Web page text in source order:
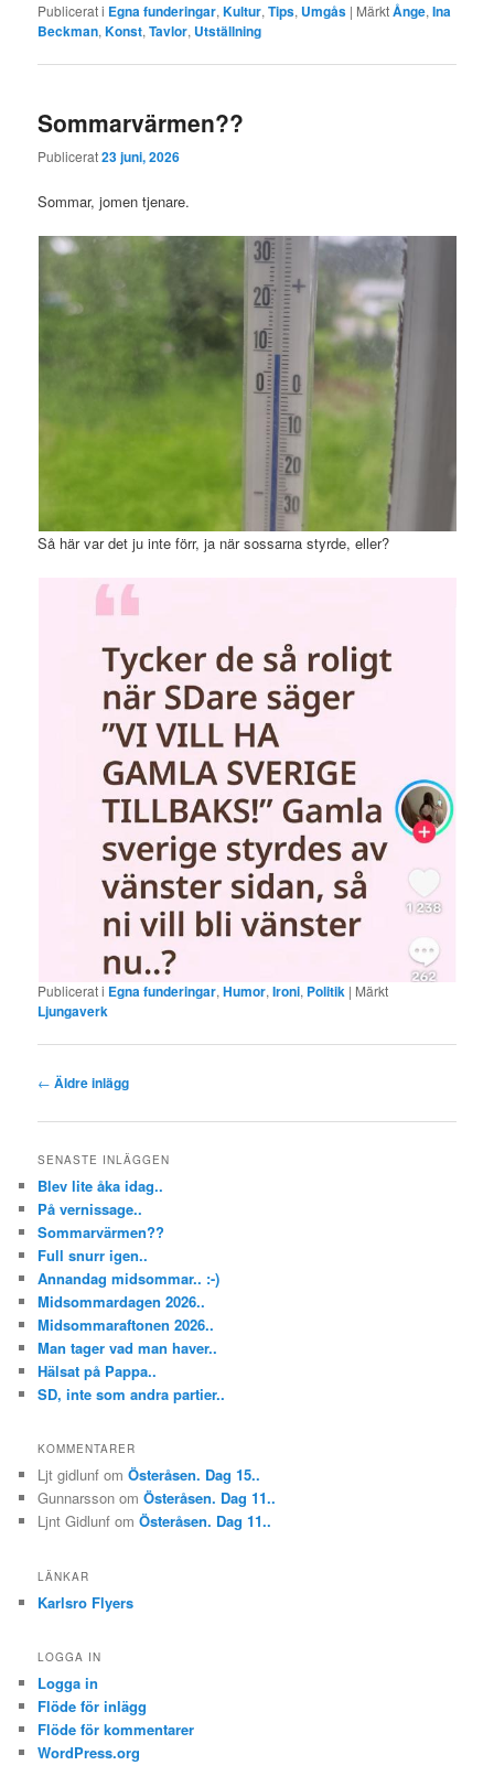
Publicerat i Egna funderingar,Kultur,Tips, Umgås | MärktÅnge,Ina
Beckman,Konst,Tavlor, Utställning
Sommarvärmen??
Publicerat23 juni, 2026
Sommar, jomen tjenare.
Så här var det ju inte förr, ja när sossarna styrde, eller?
Publicerat i Egna funderingar,Humor,Ironi, Politik | Märkt
Ljungaverk
Inläggsnavigering
← Äldre inlägg
SENASTE INLÄGGEN
Blev lite åka idag..
På vernissage..
Sommarvärmen??
Full snurr igen..
Annandag midsommar.. :-)
Midsommardagen 2026..
Midsommaraftonen 2026..
Man tager vad man haver..
Hälsat på Pappa..
SD, inte som andra partier..
KOMMENTARER
Ljt gidlunf omÖsteråsen. Dag 15..
Gunnarsson omÖsteråsen. Dag 11..
Ljnt Gidlunf omÖsteråsen. Dag 11..
LÄNKAR
Karlsro Flyers
LOGGA IN
Logga in
Flöde för inlägg
Flöde för kommentarer
WordPress.org